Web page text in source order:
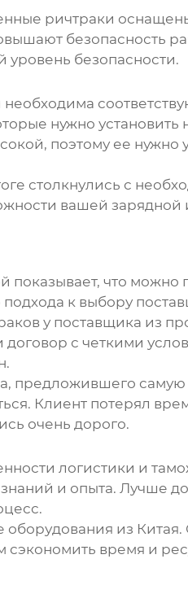
ричтраки
безопасность
уровень безопасности.
необходима
нужно установить
поэтому ее нужно
столкнулись с
вашей зарядной
показывает, что можно
к выбору
у поставщика из
с четкими
предложившего самую
Клиент потерял
очень дорого.
логистики и
и опыта. Лучше
из
время и